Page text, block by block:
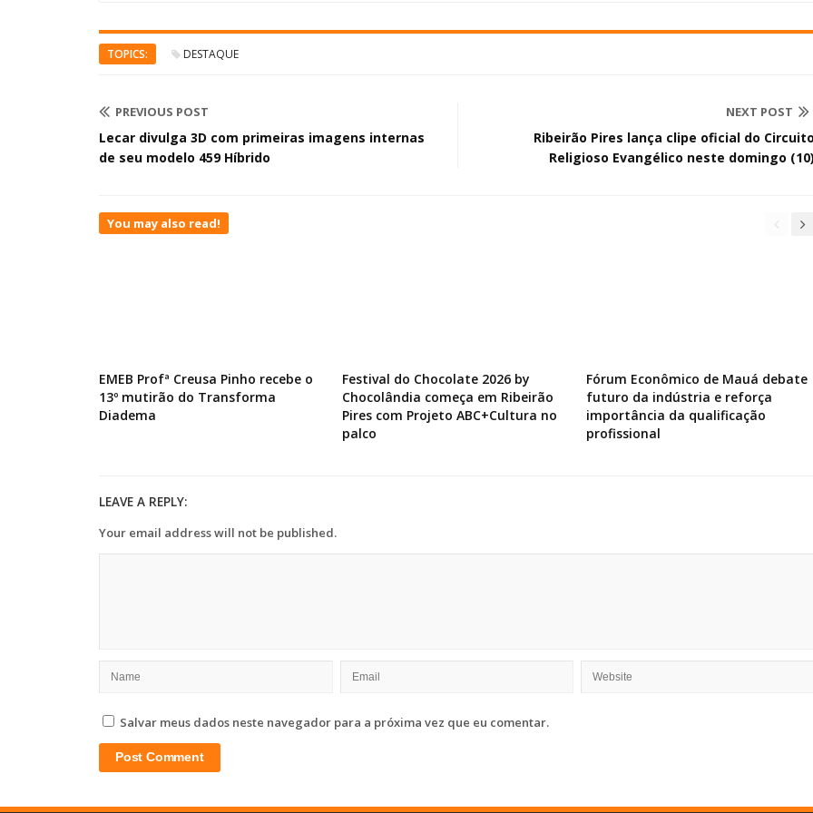
TOPICS: DESTAQUE
PREVIOUS POST
Lecar divulga 3D com primeiras imagens internas
de seu modelo 459 Híbrido
NEXT POST
Ribeirão Pires lança clipe oficial do
Religioso Evangélico neste domingo
You may also read!
EMEB Profª Creusa Pinho recebe o
13º mutirão do Transforma
Diadema
Festival do Chocolate 2026 by
Chocolândia começa em Ribeirão
Pires com Projeto ABC+Cultura no
palco
Fórum Econômico de Mauá debate
futuro da indústria e reforça
importância da qualificação
profissional
LEAVE A REPLY:
Your email address will not be published.
Salvar meus dados neste navegador para a próxima vez que eu comentar.